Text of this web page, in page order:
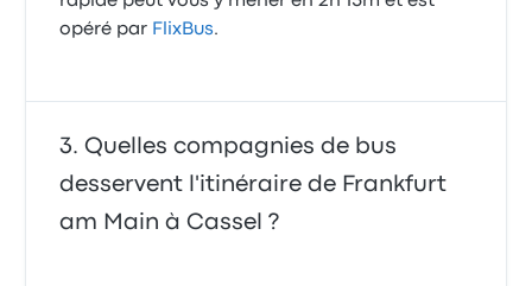
opéré par FlixBus.
Quelles compagnies de bus
desservent l'itinéraire de Frankfurt
am Main à Cassel ?